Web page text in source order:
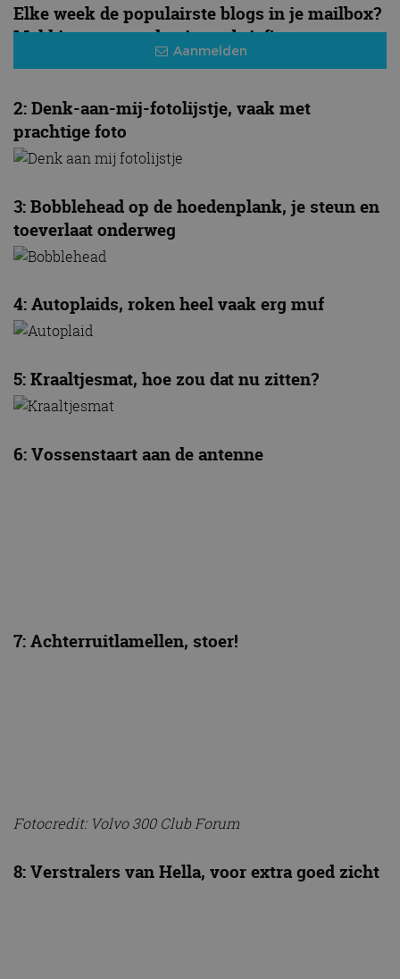
Elke week de populairste blogs in je mailbox?
Meld je aan voor de nieuwsbrief!
Aanmelden
2: Denk-aan-mij-fotolijstje, vaak met
prachtige foto
3: Bobblehead op de hoedenplank, je steun en
toeverlaat onderweg
4: Autoplaids, roken heel vaak erg muf
5: Kraaltjesmat, hoe zou dat nu zitten?
6: Vossenstaart aan de antenne
7: Achterruitlamellen, stoer!
Fotocredit: Volvo 300 Club Forum
8: Verstralers van Hella, voor extra goed zicht